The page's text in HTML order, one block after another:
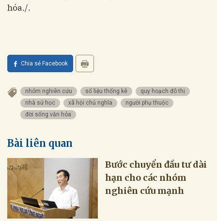
hóa./.
Chia sẻ Facebook
nhóm nghiên cứu số liệu thống kê
quy hoạch đô thị
nhà sử học
xã hội chủ nghĩa
người phụ thuộc
đời sống văn hóa
Bài liên quan
Bước chuyển đầu tư dài
hạn cho các nhóm
nghiên cứu mạnh